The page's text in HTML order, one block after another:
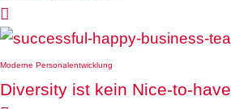

Moderne Personalentwicklung
Diversity ist kein Nice-to-have